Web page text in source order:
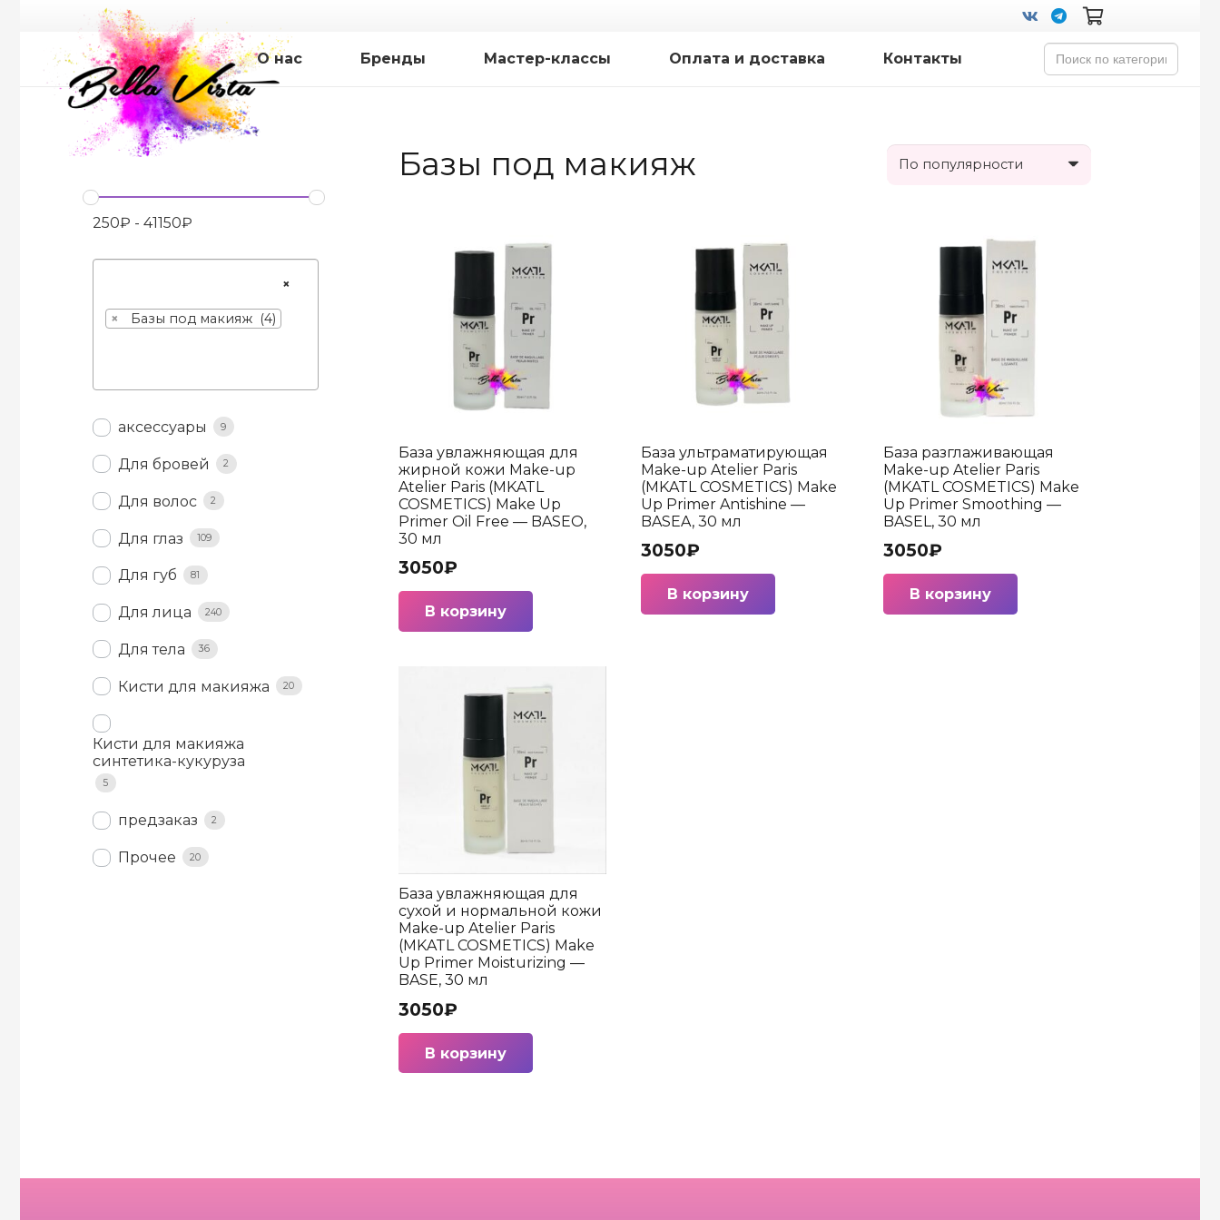
О нас Бренды Мастер-классы Оплата и доставка Контакты
Search
for:
Базы под макияж
База увлажняющая для
жирной кожи Make-up
Atelier Paris (MKATL
COSMETICS) Make Up
Primer Oil Free — BASEO,
30 мл
3050₽
В корзину
База ультраматирующая
Make-up Atelier Paris
(MKATL COSMETICS) Make
Up Primer Antishine —
BASEA, 30 мл
3050₽
В корзину
База разглаживающая
Make-up Atelier Paris
(MKATL COSMETICS) Make
Up Primer Smoothing —
BASEL, 30 мл
3050₽
В корзину
База увлажняющая для
сухой и нормальной кожи
Make-up Atelier Paris
(MKATL COSMETICS) Make
Up Primer Moisturizing —
BASE, 30 мл
3050₽
В корзину
250₽ - 41150₽
×
× Базы под макияж (4)
аксессуары 9
Для бровей 2
Для волос 2
Для глаз 109
Для губ 81
Для лица 240
Для тела 36
Кисти для макияжа 20
Кисти для макияжа
синтетика-кукуруза
5
предзаказ 2
Прочее 20